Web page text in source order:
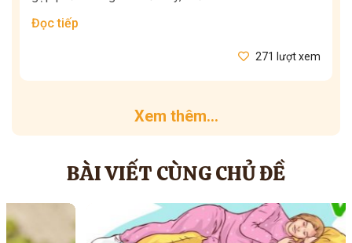
Đọc tiếp
271 lượt xem
Xem thêm...
BÀI VIẾT CÙNG CHỦ ĐỀ